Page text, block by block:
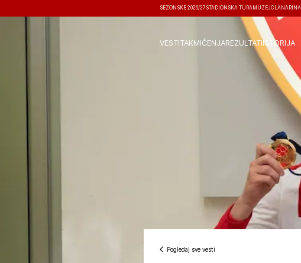
SEZONSKE 2026/27 STADIONSKA TURA MUZEJČLANARINA
VESTITAKMIČENJAREZULTATIISTORIJA
Pogledaj sve vesti